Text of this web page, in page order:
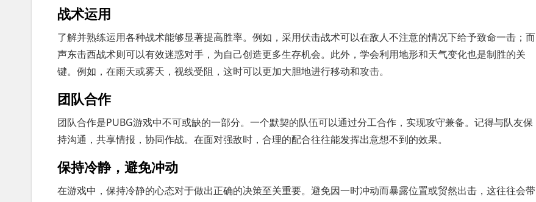
战术运用
了解并熟练运用各种战术能够显著提高胜率。例如，采用伏击战术可以在敌人不注意的情况下给予致命一击；而
声东击西战术则可以有效迷惑对手，为自己创造更多生存机会。此外，学会利用地形和天气变化也是制胜的关
键。例如，在雨天或雾天，视线受阻，这时可以更加大胆地进行移动和攻击。
团队合作
团队合作是PUBG游戏中不可或缺的一部分。一个默契的队伍可以通过分工合作，实现攻守兼备。记得与队友保
持沟通，共享情报，协同作战。在面对强敌时，合理的配合往往能发挥出意想不到的效果。
保持冷静，避免冲动
在游戏中，保持冷静的心态对于做出正确的决策至关重要。避免因一时冲动而暴露位置或贸然出击，这往往会带